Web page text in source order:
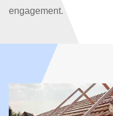
engagement.